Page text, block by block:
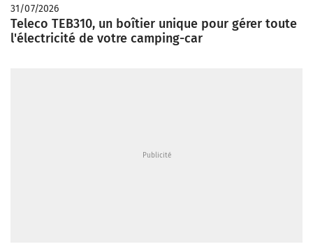
31/07/2026
Teleco TEB310, un boîtier unique pour gérer toute
l'électricité de votre camping-car